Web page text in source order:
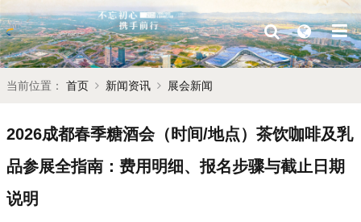
当前位置： 首页 新闻资讯 展会新闻
2026成都春季糖酒会（时间/地点）茶饮咖啡及乳
品参展全指南：费用明细、报名步骤与截止日期
说明